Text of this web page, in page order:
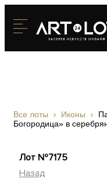
Все лоты Иконы
Богородица» в
Лот №7175
Назад